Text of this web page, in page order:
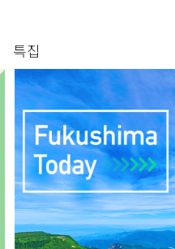
특집